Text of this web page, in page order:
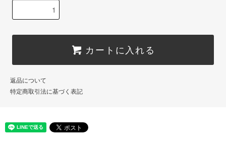
カートに入れる
返品について
特定商取引法に基づく表記